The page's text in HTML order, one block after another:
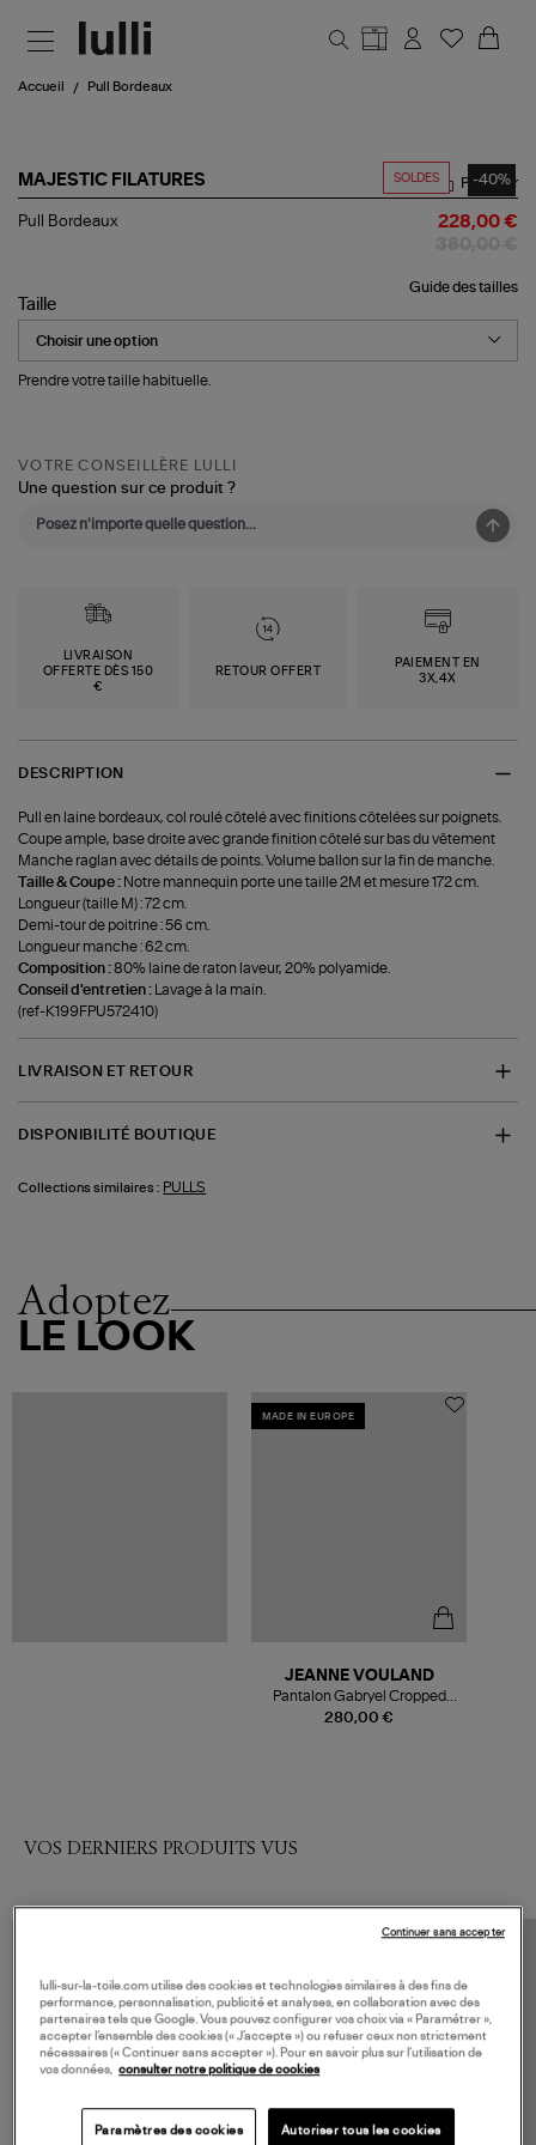
Accueil Pull Bordeaux
SOLDES -40%
MAJESTIC FILATURES
Pull
Partager
Pull Bordeaux 228,00 €
Guide des tailles
Taille
Prendre votre taille habituelle.
VOTRE CONSEILLÈRE LULLI
Une question sur ce produit ?
LIVRAISON
OFFERTE DÈS 150
€
RETOUR OFFERT
PAIEMENT EN
3X,4X
DESCRIPTION
Pull en laine bordeaux, col roulé côtelé avec finitions côtelées sur poignets.
Coupe ample, base droite avec grande finition côtelé sur bas du vêtement
Manche raglan avec détails de points. Volume ballon sur la fin de manche.
Taille & Coupe : Notre mannequin porte une taille 2M et mesure 172 cm.
Longueur (taille M) : 72 cm.
Demi-tour de poitrine : 56 cm.
Longueur manche : 62 cm.
Composition :80% laine de raton laveur, 20% polyamide.
Conseil d'entretien :
Lavage à la main.
(ref-K199FPU572410)
LIVRAISON ET RETOUR
DISPONIBILITÉ BOUTIQUE
Collections similaires : PULLS
Adoptez
LE LOOK
MADE IN EUROPE
280,00 €
JEANNE VOULAND
Pantalon Gabryel Cropped
Flare Simili Argent
VOS DERNIERS PRODUITS VUS
lulli-sur-la-toile.com utilise des cookies et technologies similaires à des fins de
performance, personnalisation, publicité et analyses, en collaboration avec des
partenaires tels que Google. Vous pouvez configurer vos choix via « Paramétrer »,
accepter l’ensemble des cookies (« J’accepte ») ou refuser ceux non strictement
nécessaires (« Continuer sans accepter »). Pour en savoir plus sur l’utilisation de
vos données, consulter notre politique de cookies
Paramètres des cookies Autoriser tous les cookies
Continuer sans accepter